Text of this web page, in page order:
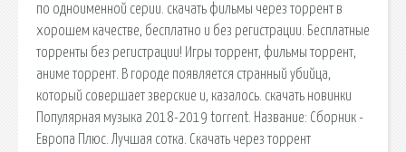
по одноименной серии. cкачать фильмы через торрент в
хорошем качестве, бесплатно и без регистрации. Бесплатные
торренты без регистрации! Игры торрент, фильмы торрент,
аниме торрент. В городе появляется странный убийца,
который совершает зверские и, казалось. скачать новинки
Популярная музыка 2018-2019 torrent. Название: Сборник -
Европа Плюс. Лучшая сотка. Скачать через торрент